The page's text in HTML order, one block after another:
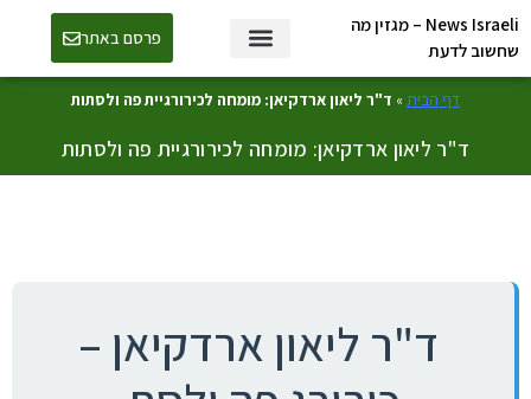
News Israeli – מגזין מה
שחשוב לדעת
פרסם באתר
דף הבית» ד"ר ליאון ארדקיאן: מומחה לכירורגיית פה ולסתות
ד"ר ליאון ארדקיאן: מומחה לכירורגיית פה ולסתות
ד"ר ליאון ארדקיאן –